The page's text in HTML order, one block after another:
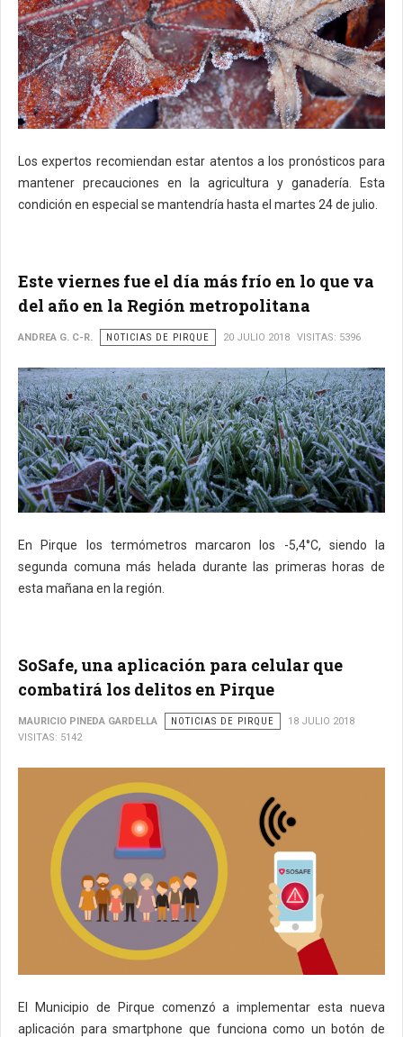
Los expertos recomiendan estar atentos a los pronósticos para
mantener precauciones en la agricultura y ganadería. Esta
condición en especial se mantendría hasta el martes 24 de julio.
Este viernes fue el día más frío en lo que va
del año en la Región metropolitana
ANDREA G. C-R. NOTICIAS DE PIRQUE 20 JULIO 2018 VISITAS: 5396
En Pirque los termómetros marcaron los -5,4°C, siendo la
segunda comuna más helada durante las primeras horas de
esta mañana en la región.
SoSafe, una aplicación para celular que
combatirá los delitos en Pirque
MAURICIO PINEDA GARDELLA NOTICIAS DE PIRQUE
18 JULIO 2018
VISITAS: 5142
El Municipio de Pirque comenzó a implementar esta nueva
aplicación para smartphone que funciona como un botón de